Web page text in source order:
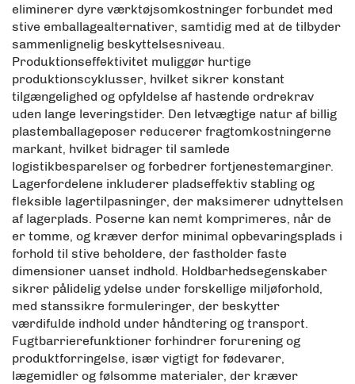
eliminerer dyre værktøjsomkostninger forbundet med
stive emballagealternativer, samtidig med at de tilbyder
sammenlignelig beskyttelsesniveau.
Produktionseffektivitet muliggør hurtige
produktionscyklusser, hvilket sikrer konstant
tilgængelighed og opfyldelse af hastende ordrekrav
uden lange leveringstider. Den letvægtige natur af billig
plastemballageposer reducerer fragtomkostningerne
markant, hvilket bidrager til samlede
logistikbesparelser og forbedrer fortjenestemarginer.
Lagerfordelene inkluderer pladseffektiv stabling og
fleksible lagertilpasninger, der maksimerer udnyttelsen
af lagerplads. Poserne kan nemt komprimeres, når de
er tomme, og kræver derfor minimal opbevaringsplads i
forhold til stive beholdere, der fastholder faste
dimensioner uanset indhold. Holdbarhedsegenskaber
sikrer pålidelig ydelse under forskellige miljøforhold,
med stanssikre formuleringer, der beskytter
værdifulde indhold under håndtering og transport.
Fugtbarrierefunktioner forhindrer forurening og
produktforringelse, især vigtigt for fødevarer,
lægemidler og følsomme materialer, der kræver